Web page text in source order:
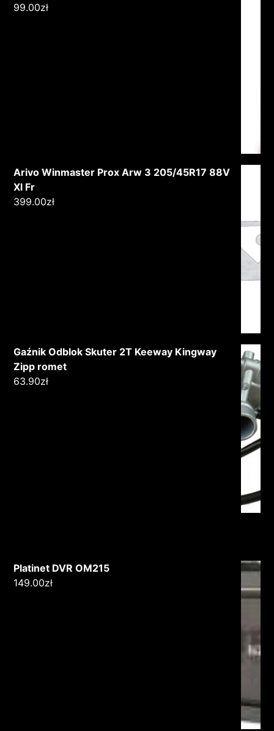
99.00zł
Arivo Winmaster Prox Arw 3 205/45R17 88V
Xl Fr
399.00zł
Gaźnik Odblok Skuter 2T Keeway Kingway
Zipp romet
63.90zł
Platinet DVR OM215
149.00zł